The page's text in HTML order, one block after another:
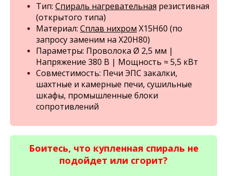
Тип: Спираль нагревательная резистивная
(открытого типа)
Материал: Сплав нихром Х15Н60 (по
запросу заменим на Х20Н80)
Параметры: Проволока Ø 2,5 мм |
Напряжение 380 В | Мощность ≈ 5,5 кВт
Совместимость: Печи ЭПС закалки,
шахтные и камерные печи, сушильные
шкафы, промышленные блоки
сопротивлений
Боитесь, что купленная спираль не
подойдет или сгорит?